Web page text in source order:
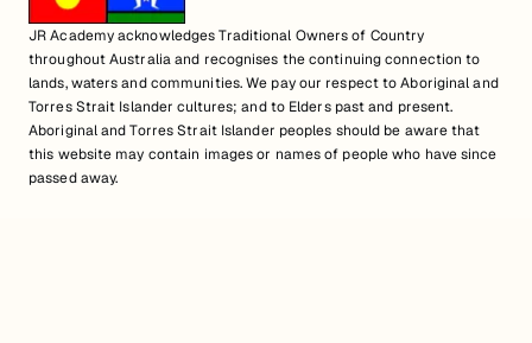
JR Academy acknowledges Traditional Owners of Country
throughout Australia and recognises the continuing connection to
lands, waters and communities. We pay our respect to Aboriginal and
Torres Strait Islander cultures; and to Elders past and present.
Aboriginal and Torres Strait Islander peoples should be aware that
this website may contain images or names of people who have since
passed away.